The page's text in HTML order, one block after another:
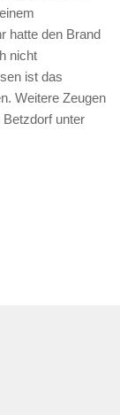
hatte den Brand
nicht
ist das
Weitere Zeugen
unter